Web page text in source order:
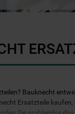
Bauknecht
Ersatzteile
Sie problemlos